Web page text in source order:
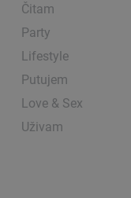
Čitam
Party
Lifestyle
Putujem
Love & Sex
Uživam